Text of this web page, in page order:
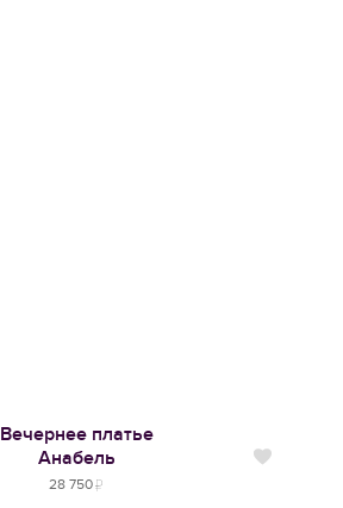
Вечернее платье
Анабель
28 750